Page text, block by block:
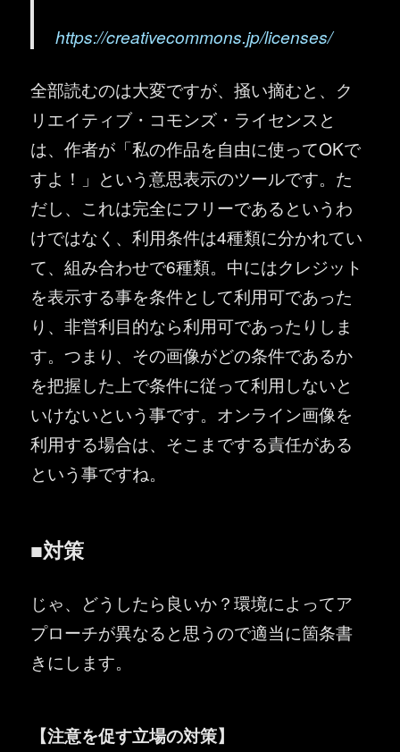
https://creativecommons.jp/licenses/
全部読むのは大変ですが、掻い摘むと、ク
リエイティブ・コモンズ・ライセンスと
は、作者が「私の作品を自由に使ってOKで
すよ！」という意思表示のツールです。た
だし、これは完全にフリーであるというわ
けではなく、利用条件は4種類に分かれてい
て、組み合わせで6種類。中にはクレジット
を表示する事を条件として利用可であった
り、非営利目的なら利用可であったりしま
す。つまり、その画像がどの条件であるか
を把握した上で条件に従って利用しないと
いけないという事です。オンライン画像を
利用する場合は、そこまでする責任がある
という事ですね。
■対策
じゃ、どうしたら良いか？環境によってア
プローチが異なると思うので適当に箇条書
きにします。
【注意を促す立場の対策】